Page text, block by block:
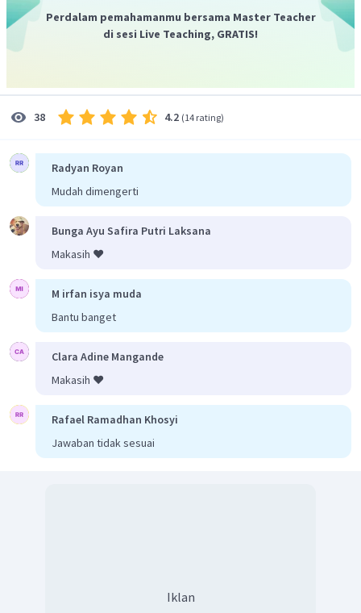
Perdalam pemahamanmu bersama Master Teacher
di sesi Live Teaching, GRATIS!
38 4.2 (14 rating)
Radyan Royan
Mudah dimengerti
Bunga Ayu Safira Putri Laksana
Makasih ❤️
M irfan isya muda
Bantu banget
Clara Adine Mangande
Makasih ❤️
Rafael Ramadhan Khosyi
Jawaban tidak sesuai
Iklan